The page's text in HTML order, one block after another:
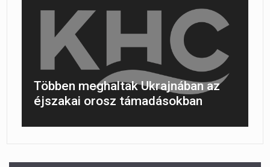
Többen meghaltak Ukrajnában az
éjszakai orosz támadásokban